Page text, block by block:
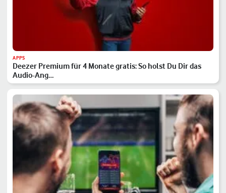
APPS
Deezer Premium für 4 Monate gratis: So holst Du Dir das
Audio-Ang…